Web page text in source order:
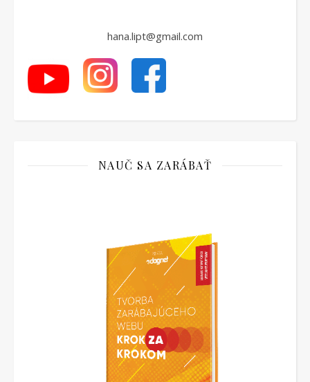
hana.lipt@gmail.com
NAUČ SA ZARÁBAŤ